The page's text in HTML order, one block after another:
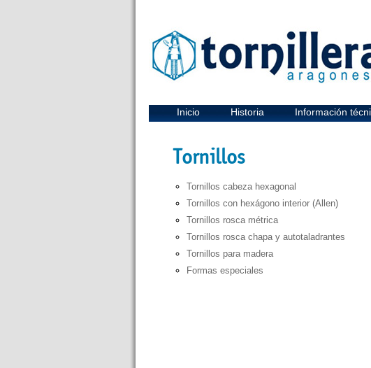
Inicio Historia Información
Tornillos
Tornillos cabeza hexagonal
Tornillos con hexágono interior (Allen)
Tornillos rosca métrica
Tornillos rosca chapa y autotaladrantes
Tornillos para madera
Formas especiales